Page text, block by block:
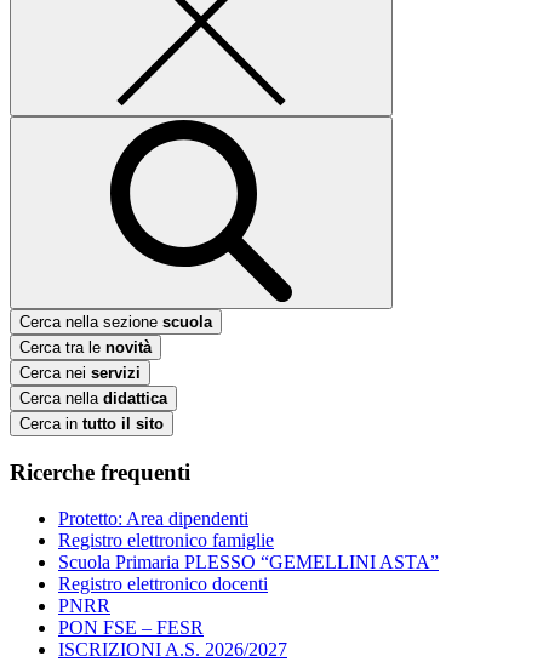
Cerca nella sezione scuola
Cerca tra le novità
Cerca nei servizi
Cerca nella didattica
Cerca in tutto il sito
Ricerche frequenti
Protetto: Area dipendenti
Registro elettronico famiglie
Scuola Primaria PLESSO “GEMELLINI ASTA”
Registro elettronico docenti
PNRR
PON FSE – FESR
ISCRIZIONI A.S. 2026/2027